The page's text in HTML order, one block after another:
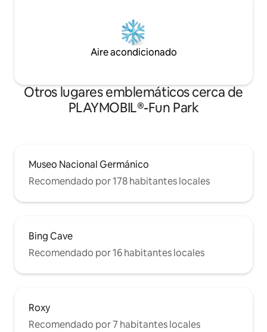
Aire acondicionado
Otros lugares emblemáticos cerca de
PLAYMOBIL®-Fun Park
Museo Nacional Germánico
Recomendado por 178 habitantes locales
Bing Cave
Recomendado por 16 habitantes locales
Roxy
Recomendado por 7 habitantes locales